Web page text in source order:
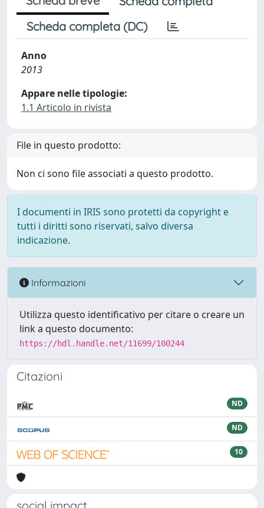
Scheda completa (DC)
Anno
2013
Appare nelle tipologie:
1.1 Articolo in rivista
File in questo prodotto:
Non ci sono file associati a questo prodotto.
I documenti in IRIS sono protetti da copyright e
tutti i diritti sono riservati, salvo diversa
indicazione.
Informazioni
Utilizza questo identificativo per citare o creare un
link a questo documento:
https://hdl.handle.net/11699/100244
Citazioni
ND
ND
10